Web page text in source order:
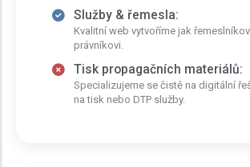
Služby & řemesla:
Kvalitní web vytvoříme jak
právníkovi.
Tisk propagačních materiálů:
Specializujeme se čistě na digitální
na tisk nebo DTP služby.